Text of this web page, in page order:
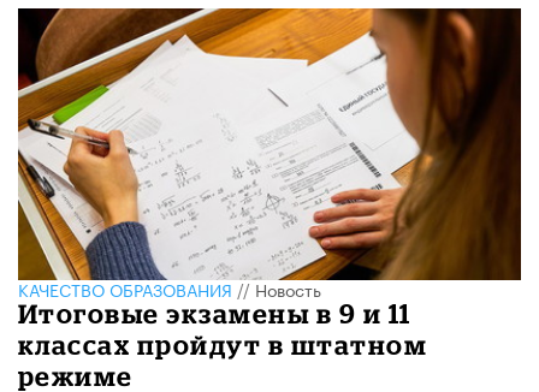
КАЧЕСТВО ОБРАЗОВАНИЯ//Новость
Итоговые экзамены в 9 и 11
классах пройдут в штатном
режиме